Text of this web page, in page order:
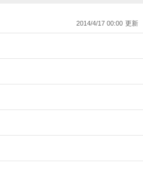
2014/4/17 00:00